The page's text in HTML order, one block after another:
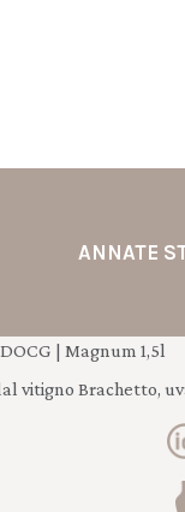
ANNATE
| Magnum 1,5l
vitigno Brachetto,